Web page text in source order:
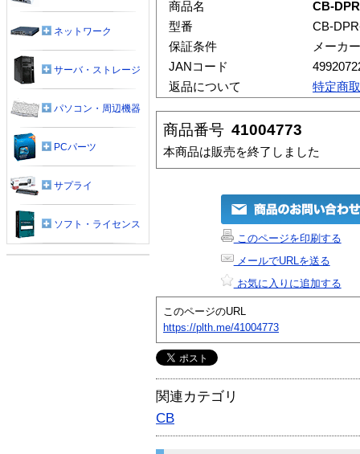
商品名
CB-
型番
CB-
保証条件
メーカ
JANコード
返品について
特定商
商品番号 41004773
本商品は販売を終了しました
このページを印刷する
メールでURLを送る
お気に入りに追加する
このページのURL
https://plth.me/41004773
関連カテゴリ
CB
ネットワーク
サーバ・ストレージ
パソコン・周辺機器
PCパーツ
サプライ
ソフト・ライセンス